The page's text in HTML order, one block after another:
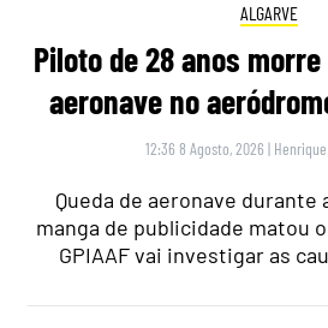
ALGARVE
Piloto de 28 anos
aeronave no
12:36 8 Agosto, 2026 |
Queda de aeronave durante
manga de publicidade matou
GPIAAF vai investigar as